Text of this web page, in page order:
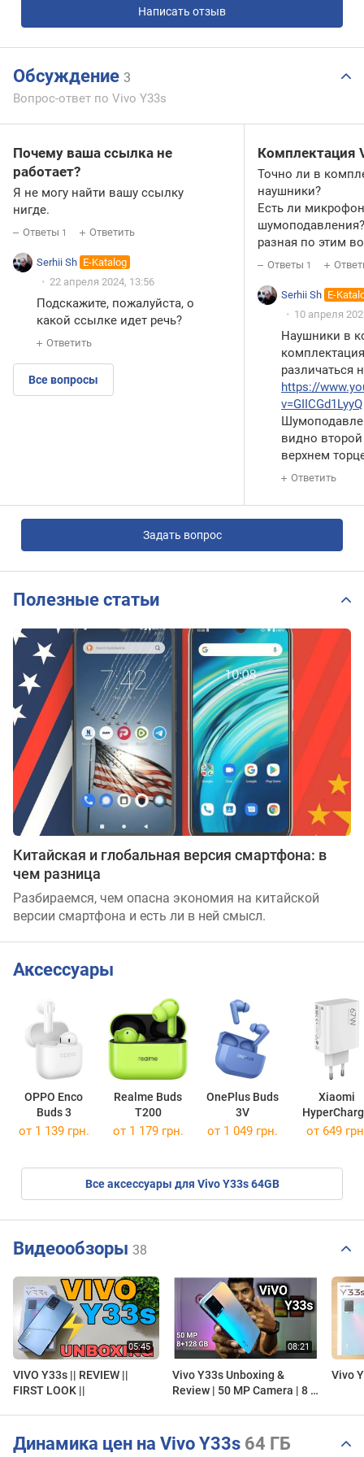
Написать отзыв
Обсуждение 3
Вопрос-ответ по Vivo Y33s
Почему ваша ссылка не
работает?
Я не могу найти вашу ссылку
нигде.
Ответы 1 Ответить
Serhii Sh E-Katalog
22 апреля 2024, 13:56
Подскажите, пожалуйста, о
какой ссылке идет речь?
Ответить
Все вопросы
Комплектация
Точно ли в
наушники?
Есть ли микрофон
разная по этим
Ответы 1
Serhii Sh E-
10 апреля
Наушники в
различаться
https://
v=GIICGd1LyyQ
видно
верхнем
Ответить
Задать вопрос
Полезные статьи
Китайская и глобальная версия смартфона: в
чем разница
Разбираемся, чем опасна экономия на китайской
версии смартфона и есть ли в ней смысл.
Аксессуары
OPPO Enco
Buds 3
Realme Buds
T200
OnePlus Buds
3V
Xiaomi
67W
от 1 139 грн. от 1 179 грн. от 1 049 грн. от 649
Все аксессуары для Vivo Y33s 64GB
Видеообзоры 38
VIVO Y33s || REVIEW ||
FIRST LOOK ||
Vivo Y33s Unboxing &
Review | 50 MP Camera | 8 +
Vivo
Динамика цен на Vivo Y33s 64 ГБ